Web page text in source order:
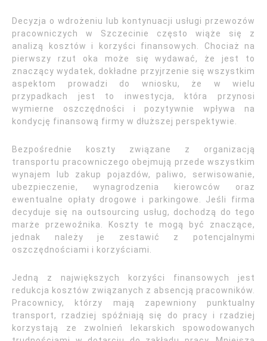
Decyzja o wdrożeniu lub kontynuacji usługi przewozów
pracowniczych w Szczecinie często wiąże się z
analizą kosztów i korzyści finansowych. Chociaż na
pierwszy rzut oka może się wydawać, że jest to
znaczący wydatek, dokładne przyjrzenie się wszystkim
aspektom prowadzi do wniosku, że w wielu
przypadkach jest to inwestycja, która przynosi
wymierne oszczędności i pozytywnie wpływa na
kondycję finansową firmy w dłuższej perspektywie.
Bezpośrednie koszty związane z organizacją
transportu pracowniczego obejmują przede wszystkim
wynajem lub zakup pojazdów, paliwo, serwisowanie,
ubezpieczenie, wynagrodzenia kierowców oraz
ewentualne opłaty drogowe i parkingowe. Jeśli firma
decyduje się na outsourcing usług, dochodzą do tego
marże przewoźnika. Koszty te mogą być znaczące,
jednak należy je zestawić z potencjalnymi
oszczędnościami i korzyściami.
Jedną z największych korzyści finansowych jest
redukcja kosztów związanych z absencją pracowników.
Pracownicy, którzy mają zapewniony punktualny
transport, rzadziej spóźniają się do pracy i rzadziej
korzystają ze zwolnień lekarskich spowodowanych